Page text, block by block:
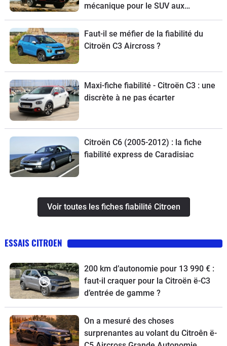
mécanique pour le SUV aux
chevrons ?
Faut-il se méfier de la fiabilité du
Citroën C3 Aircross ?
Maxi-fiche fiabilité - Citroën C3 : une
discrète à ne pas écarter
Citroën C6 (2005-2012) : la fiche
fiabilité express de Caradisiac
Voir toutes les fiches fiabilité Citroen
ESSAIS CITROEN
200 km d’autonomie pour 13 990 € :
faut-il craquer pour la Citroën ë-C3
d’entrée de gamme ?
On a mesuré des choses
surprenantes au volant du Citroên ë-